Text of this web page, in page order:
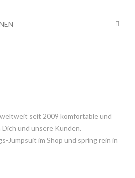
seit 2009 komfortable und
und unsere Kunden.
Jumpsuit im Shop und spring rein in